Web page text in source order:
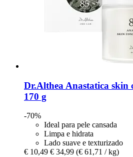
Dr.Althea Anastatica skin
170 g
-70%
Ideal para pele cansada
Limpa e hidrata
Lado suave e texturizado
€ 10,49 € 34,99 (€ 61,71 / kg)